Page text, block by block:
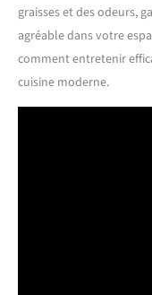
graisses et des odeurs,
agréable dans votre
comment entretenir
cuisine moderne.